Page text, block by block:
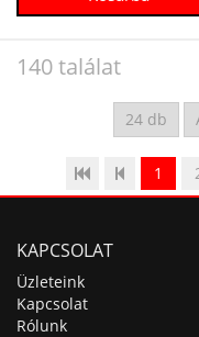
140 találat
1
KAPCSOLAT
Üzleteink
Kapcsolat
Rólunk